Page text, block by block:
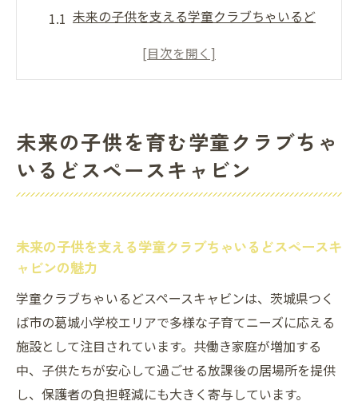
未来の子供を支える学童クラブちゃいるど
つくば市子育て支援と学童クラブの連携が
ャビンの安心感
ちゃいるどスペースキャビンで育つ未来志
向の子供たちの特徴
用で子育て環境が変わる瞬間
学童クラブちゃいるどスペースキャビンが叶え
る安心の子育て支援
ちゃいるどスペースキャビンが実現する安
心子育て支援の秘訣
つくば市子育て支援センターとの連携で広
がる安心の輪
未来の子供を育む学童クラブちゃ
いるどスペースキャビン
未来の子供を支える学童クラブちゃいるどスペースキ
ャビンの魅力
学童クラブちゃいるどスペースキャビンは、茨城県つく
ば市の葛城小学校エリアで多様な子育てニーズに応える
施設として注目されています。共働き家庭が増加する
中、子供たちが安心して過ごせる放課後の居場所を提供
し、保護者の負担軽減にも大きく寄与しています。